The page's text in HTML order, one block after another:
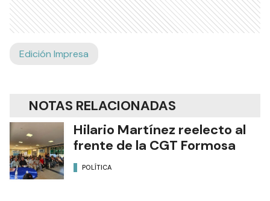
Edición Impresa
NOTAS RELACIONADAS
Hilario Martínez reelecto al
frente de la CGT Formosa
POLÍTICA